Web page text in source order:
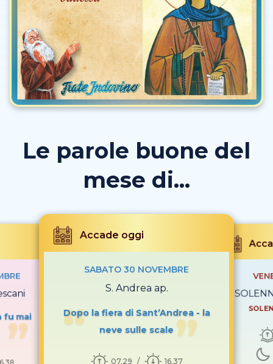
Le parole buone del
mese di...
fu mai
Accade oggi
SABATO 30 NOVEMBRE
S. Andrea ap.
Dopo la fiera di Sant’Andrea - la
neve sulle scale
07.29 16.37